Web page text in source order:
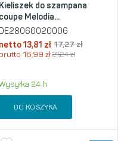
Kieliszek do szampana
coupe Melodia...
DE28060020006
netto 13,81 zł 17,27zł
brutto 16,99 zł 21,24zł
24 h
DO KOSZYKA